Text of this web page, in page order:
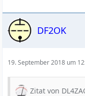
DF2OK
19. September 2018 um
Zitat von